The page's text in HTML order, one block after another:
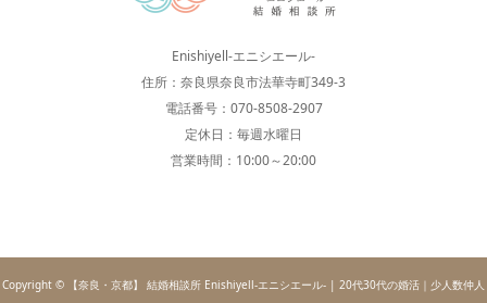
Enishiyell-エニシエール-
住所：奈良県奈良市法華寺町349-3
電話番号：070-8508-2907
定休日：毎週水曜日
営業時間：10:00～20:00
Copyright © 【奈良・京都】 結婚相談所 Enishiyell-エニシエール- | 20代30代の婚活｜少人数仲人